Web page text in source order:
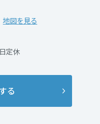
施設
営をご検討の方
すオーナー様まで、賃貸経営
地図を見る
定休
る
2日（木）～2026
（日） 11：00